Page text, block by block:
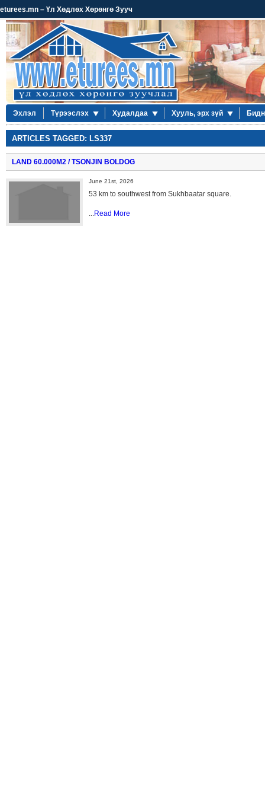
eturees.mn – Үл Хөдлөх Хөрөнгө Зууч
Эхлэл Түрээслэх Худалдаа Хууль, эрх зүй
ARTICLES TAGGED: LS337
LAND 60.000М2 / TSONJIN BOLDOG
June 21st, 2026
53 km to southwest from Sukhbaatar square.
...Read More